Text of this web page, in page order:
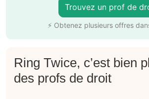
Trouvez un prof de
⚡ Obtenez plusieurs offres
Ring Twice, c’est bien
des profs de droit